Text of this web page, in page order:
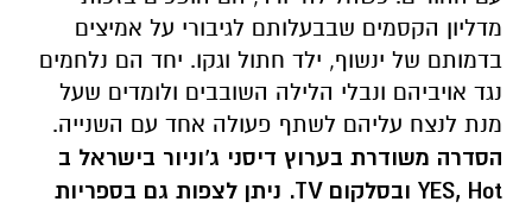
מדליון הקסמים שבבעלותם לגיבורי על אמיצים
בדמותם של ינשוף, ילד חתול וגקו. יחד הם נלחמים
נגד אויביהם ונבלי הלילה השובבים ולומדים שעל
מנת לנצח עליהם לשתף פעולה אחד עם השנייה.
הסדרה משודרת בערוץ דיסני ג'וניור בישראל ב
YES, Hot ובסלקוםTV. ניתן לצפות גם בספריות